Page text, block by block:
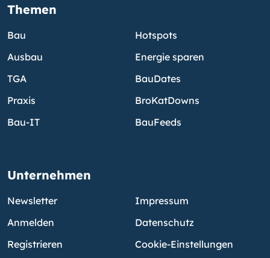
Themen
Bau
Ausbau
TGA
Praxis
Bau-IT
Hotspots
Energie sparen
BauDates
BroKatDowns
BauFeeds
Unternehmen
Newsletter
Anmelden
Registrieren
Impressum
Datenschutz
Cookie-Einstellungen